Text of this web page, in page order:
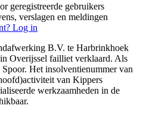
geregistreerde gebruikers
verslagen en meldingen
Log in
B.V. te Harbrinkhoek
Overijssel failliet verklaard. Als
Het insolventienummer van
van Kippers
werkzaamheden in de